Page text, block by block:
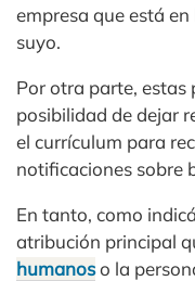
empresa que está
suyo.
Por otra parte, estas
posibilidad de dejar
el currículum para
notificaciones sobre
En tanto, como
atribución principal
humanoso la